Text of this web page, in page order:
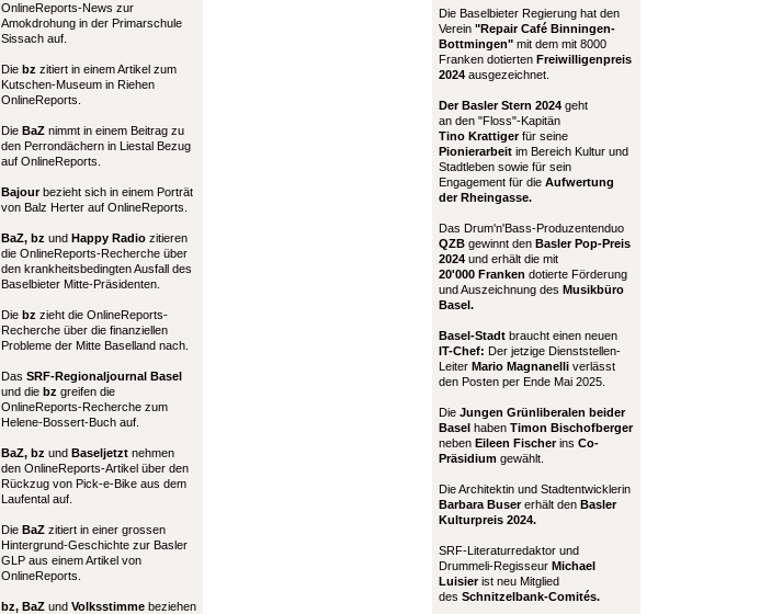
OnlineReports-News zur
Amokdrohung in der Primarschule
Sissach auf.
Die bz zitiert in einem Artikel zum
Kutschen-Museum in Riehen
OnlineReports.
Die BaZ nimmt in einem Beitrag zu
den Perrondächern in Liestal Bezug
auf OnlineReports.
Bajourbezieht sich in einem Porträt
von Balz Herter auf OnlineReports.
BaZ, bz und Happy Radio zitieren
die OnlineReports-Recherche über
den krankheitsbedingten Ausfall des
Baselbieter Mitte-Präsidenten.
Die bz zieht die OnlineReports-
Recherche über die finanziellen
Probleme der Mitte Baselland nach.
Das SRF-Regionaljournal Basel
und die bz greifen die
OnlineReports-Recherche zum
Helene-Bossert-Buch auf.
BaZ, bz und Baseljetzt nehmen
den OnlineReports-Artikel über den
Rückzug von Pick-e-Bike aus dem
Laufental auf.
Die BaZ zitiert in einer grossen
Hintergrund-Geschichte zur Basler
GLP aus einem Artikel von
OnlineReports.
bz, BaZ und Volksstimme beziehen
Die Baselbieter Regierung hat den
Verein "Repair Café Binningen-
Bottmingen" mit dem mit 8000
Franken dotierten Freiwilligenpreis
2024 ausgezeichnet.
Der Basler Stern 2024 geht
an den "Floss"-Kapitän
Tino Krattigerfür seine
Pionierarbeit im Bereich Kultur und
Stadtleben sowie für sein
Engagement für die Aufwertung
der Rheingasse.
Das Drum'n'Bass-Produzentenduo
QZB gewinnt den Basler Pop-Preis
2024 und erhält die mit
20'000 Franken dotierte Förderung
und Auszeichnung des Musikbüro
Basel.
Basel-Stadt braucht einen neuen
IT-Chef: Der jetzige Dienststellen-
Leiter Mario Magnanelli verlässt
den Posten per Ende Mai 2025.
Die Jungen Grünliberalen beider
Basel haben Timon Bischofberger
neben Eileen Fischerins Co-
Präsidium gewählt.
Die Architektin und Stadtentwicklerin
Barbara Busererhält den Basler
Kulturpreis 2024.
SRF-Literaturredaktor und
Drummeli-Regisseur Michael
Luisierist neu Mitglied
des Schnitzelbank-Comités.